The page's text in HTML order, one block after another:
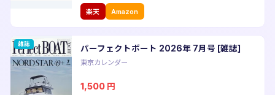
楽天 Amazon
雑誌 パーフェクトボート 2026年 7月号 [雑誌]
東京カレンダー
1,500 円